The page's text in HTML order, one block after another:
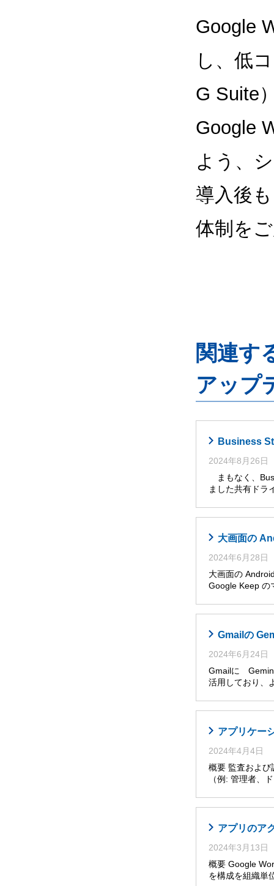
Google
し、低
G Suite
Google
よう、
導入後
体制を
関連す
アップ
Business
2024年8月26日
まもなく、
ました共有ドラ
大画面の
2024年6月28日
大画面の
Google Keep の
Gmailの
2024年6月24日
Gmailに Gemini
活用しており、
アプリケー
2024年4月4日
概要 監査および
（例: 管理者、
アプリのア
2024年3月13日
概要 Google
を構成を組織単